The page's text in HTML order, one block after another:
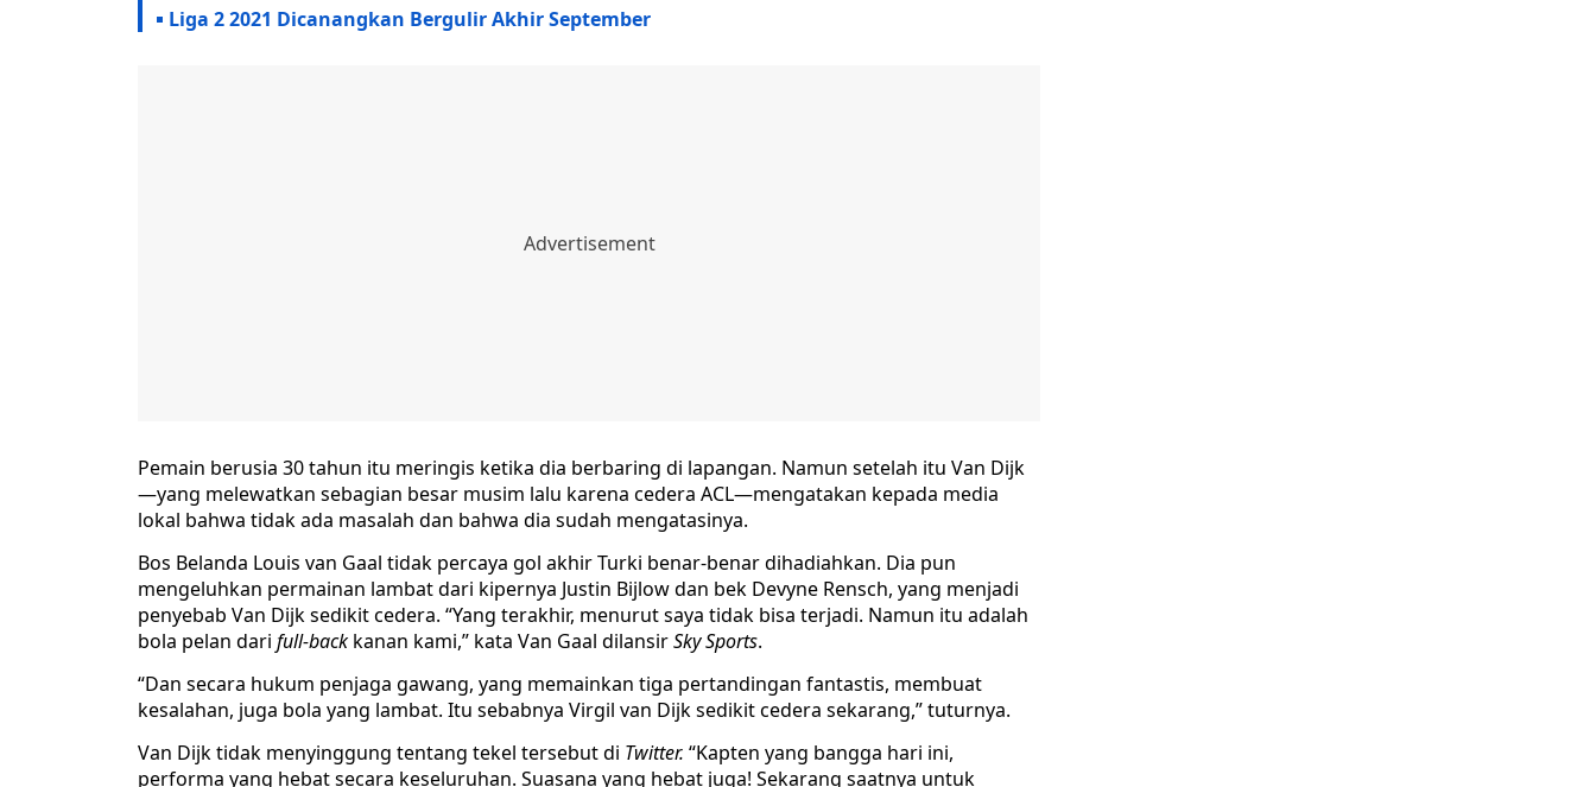
Liga 2 2021 Dicanangkan Bergulir Akhir September
Pemain berusia 30 tahun itu meringis ketika dia berbaring di lapangan. Namun setelah itu Van Dijk
—yang melewatkan sebagian besar musim lalu karena cedera ACL—mengatakan kepada media
lokal bahwa tidak ada masalah dan bahwa dia sudah mengatasinya.
Bos Belanda Louis van Gaal tidak percaya gol akhir Turki benar-benar dihadiahkan. Dia pun
mengeluhkan permainan lambat dari kipernya Justin Bijlow dan bek Devyne Rensch, yang menjadi
penyebab Van Dijk sedikit cedera. “Yang terakhir, menurut saya tidak bisa terjadi. Namun itu adalah
bola pelan dari full-back kanan kami,” kata Van Gaal dilansirSky Sports.
“Dan secara hukum penjaga gawang, yang memainkan tiga pertandingan fantastis, membuat
kesalahan, juga bola yang lambat. Itu sebabnya Virgil van Dijk sedikit cedera sekarang,” tuturnya.
Van Dijk tidak menyinggung tentang tekel tersebut di Twitter. “Kapten yang bangga hari ini,
performa yang hebat secara keseluruhan. Suasana yang hebat juga! Sekarang saatnya untuk